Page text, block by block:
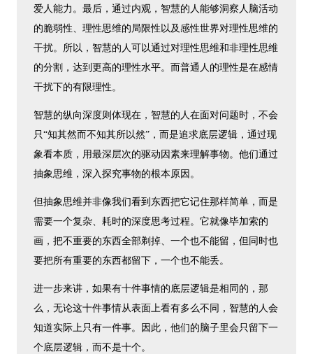
爱人能力。最后，通过内观，智慧的人能够洞察人脑活动
的脆弱性、理性思维的局限性以及感性世界对理性思维的
干扰。所以，智慧的人可以通过对理性思维和非理性思维
的分割，达到更高的理性水平。而普通人的理性是在感情
干扰下的有限理性。
智慧的纵向深度则体现在，智慧的人在面对问题时，不会
只“知其然而不知其所以然”，而是追求底层逻辑，通过现
象看本质，用最深层次的驱动因素来理解事物。他们通过
抽象思维，深入探究事物的根本原因。
但抽象思维并非像我们看到东西把它记住那样简单，而是
需要一个复杂、耗时的深度思考过程。它就像毕加索的
画，把不重要的东西全部剃掉、一个也不能留，但同时也
要把所有重要的东西都留下，一个也不能丢。
进一步来讲，如果有十件事情的底层逻辑是相同的，那
么，无论这十件事情从表面上看有多么不同，智慧的人会
知道实际上只有一件事。因此，他们的脑子里会只留下一
个底层逻辑，而不是十个。